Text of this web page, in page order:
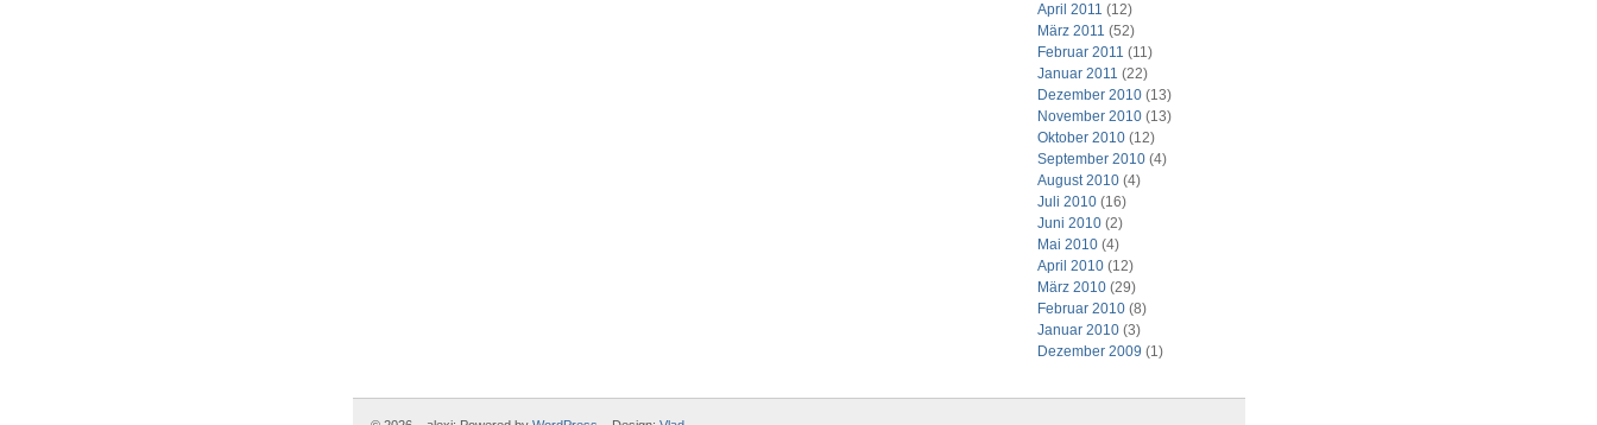
April 2011 (12)
März 2011 (52)
Februar 2011 (11)
Januar 2011 (22)
Dezember 2010(13)
November 2010(13)
Oktober 2010(12)
September 2010(4)
August 2010(4)
Juli 2010(16)
Juni 2010(2)
Mai 2010(4)
April 2010(12)
März 2010(29)
Februar 2010(8)
Januar 2010(3)
Dezember 2009 (1)